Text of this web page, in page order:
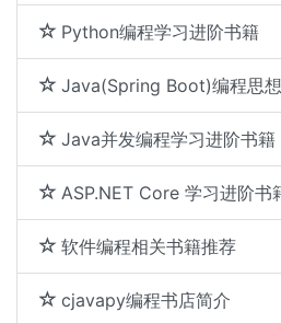
Python编程学习进阶书籍
Java(Spring Boot)编程思
Java并发编程学习进阶书籍
ASP.NET Core 学习进阶书
软件编程相关书籍推荐
cjavapy编程书店简介